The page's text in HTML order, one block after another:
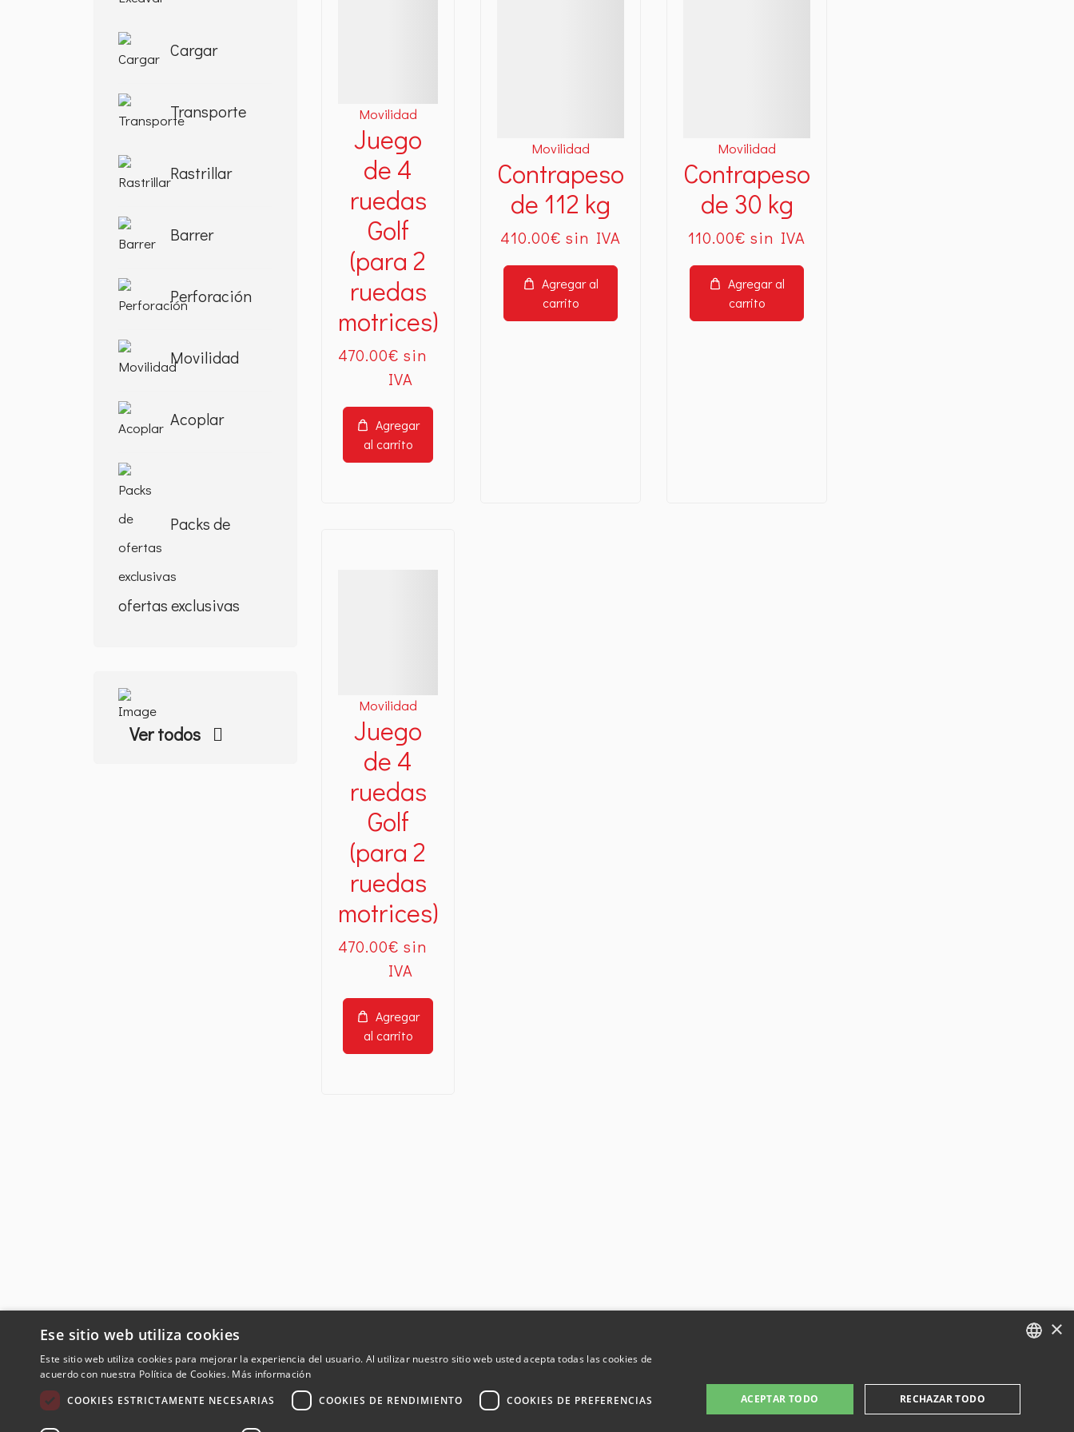
Cargar
Transporte
Rastrillar
Barrer
Perforación
Movilidad
Acoplar
Packs de
ofertas exclusivas
Ver todos
Movilidad
Juego
de 4
ruedas
Golf
(para 2
ruedas
motrices)
470.00€
Agregar
al carrito
Movilidad
Contrapeso
de 112 kg
410.00€
Agregar al
carrito
Movilidad
Contrapeso
de 30 kg
110.00€
Agregar al
carrito
Movilidad
Juego
de 4
ruedas
Golf
(para 2
ruedas
motrices)
470.00€
Agregar
al carrito
×
Ese sitio web utiliza cookies
Este sitio web utiliza cookies para mejorar la experiencia del usuario. Al utilizar nuestro sitio web usted acepta todas las cookies de
acuerdo con nuestra Política de Cookies. Más información
COOKIES ESTRICTAMENTE NECESARIAS
COOKIES DE RENDIMIENTO COOKIES DE PREFERENCIAS ACEPTAR TODO RECHAZAR TODO